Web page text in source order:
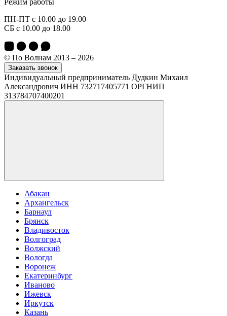
Режим работы
ПН-ПТ с 10.00 до 19.00
СБ с 10.00 до 18.00
© По Волнам 2013 – 2026
Заказать звонок
Индивидуальный предприниматель Дудкин Михаил
Александрович ИНН 732717405771 ОРГНИП
313784707400201
Абакан
Архангельск
Барнаул
Брянск
Владивосток
Волгоград
Волжский
Вологда
Воронеж
Екатеринбург
Иваново
Ижевск
Иркутск
Казань